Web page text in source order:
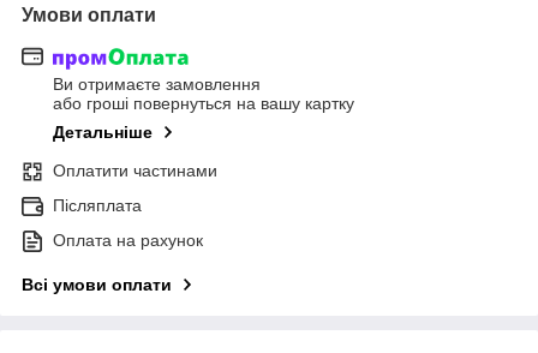
Умови оплати
Ви отримаєте замовлення
або гроші повернуться на вашу картку
Детальніше
Оплатити частинами
Післяплата
Оплата на рахунок
Всі умови оплати